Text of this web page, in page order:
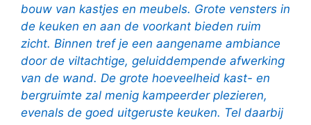
bouw van kastjes en meubels. Grote vensters in
de keuken en aan de voorkant bieden ruim
zicht. Binnen tref je een aangename ambiance
door de viltachtige, geluiddempende afwerking
van de wand. De grote hoeveelheid kast- en
bergruimte zal menig kampeerder plezieren,
evenals de goed uitgeruste keuken. Tel daarbij